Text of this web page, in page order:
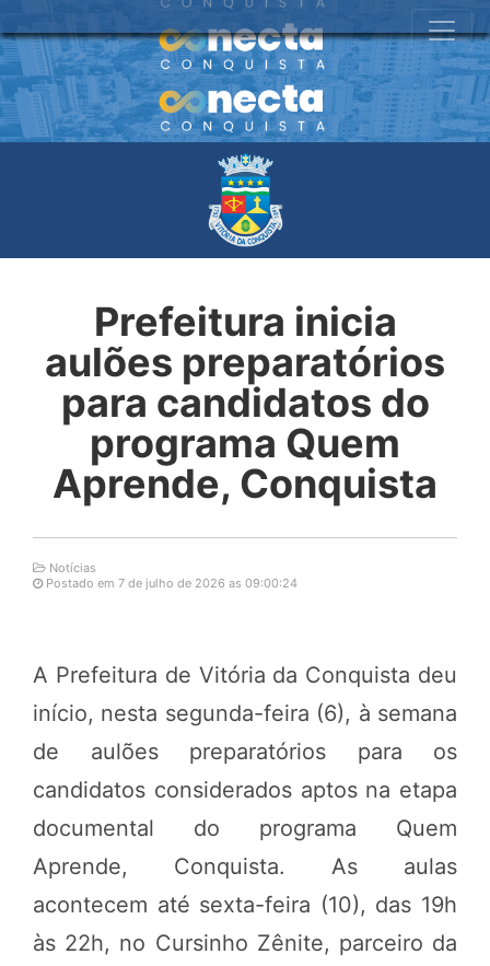
Prefeitura inicia
aulões preparatórios
para candidatos do
programa Quem
Aprende, Conquista
Notícias
Postado em 7 de julho de 2026 as 09:00:24
A Prefeitura de Vitória da Conquista deu
início, nesta segunda-feira (6), à semana
de aulões preparatórios para os
candidatos considerados aptos na etapa
documental do programa Quem
Aprende, Conquista. As aulas
acontecem até sexta-feira (10), das 19h
às 22h, no Cursinho Zênite, parceiro da